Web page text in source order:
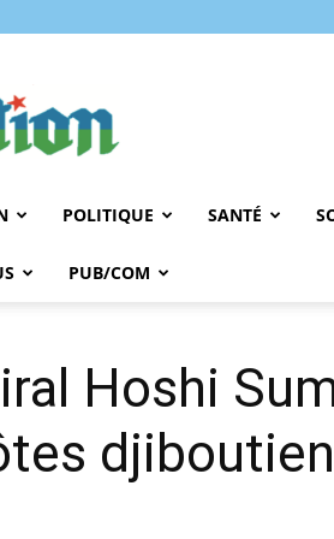
POLITIQUE SANTÉ
PUB/COM
Hoshi